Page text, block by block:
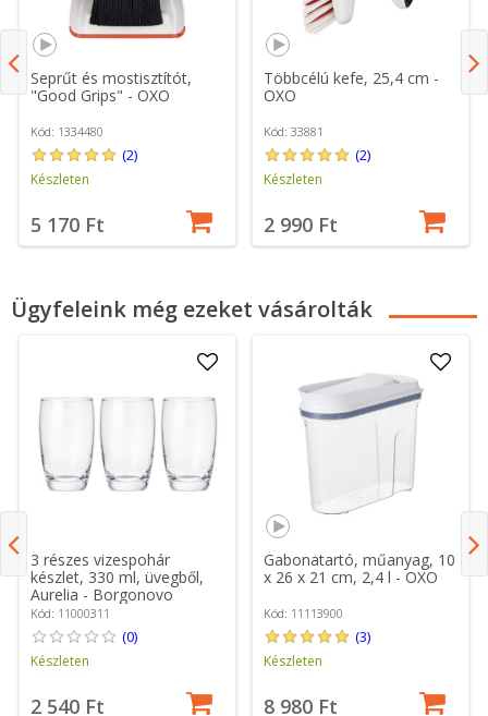
Seprűt és mostisztítót,
"Good Grips" - OXO
Kód: 1334480
(2)
Készleten
5 170 Ft
Többcélú kefe, 25,4 cm -
OXO
Kód: 33881
(2)
Készleten
2 990 Ft
Ügyfeleink még ezeket vásárolták
3 részes vizespohár
készlet, 330 ml, üvegből,
Aurelia - Borgonovo
Kód: 11000311
(0)
Készleten
2 540 Ft
Gabonatartó, műanyag, 10
x 26 x 21 cm, 2,4 l - OXO
Kód: 11113900
(3)
Készleten
8 980 Ft